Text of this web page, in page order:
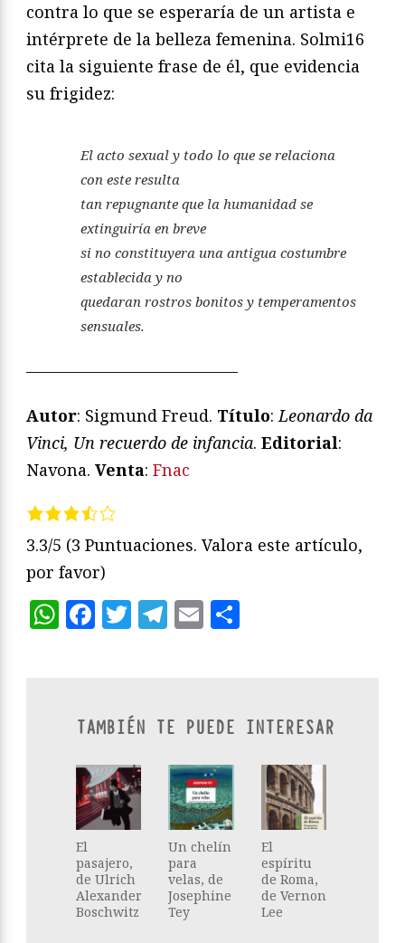
contra lo que se esperaría de un artista e
intérprete de la belleza femenina. Solmi16
cita la siguiente frase de él, que evidencia
su frigidez:
El acto sexual y todo lo que se relaciona
con este resulta
tan repugnante que la humanidad se
extinguiría en breve
si no constituyera una antigua costumbre
establecida y no
quedaran rostros bonitos y temperamentos
sensuales.
—————————————
Autor: Sigmund Freud. Título:Leonardo da
Vinci, Un recuerdo de infancia. Editorial:
Navona. Venta: Fnac
3.3/5 (3 Puntuaciones. Valora este artículo,
por favor)
WhatsApp
Facebook
Twitter
Telegram
Email
TAMBIÉN TE PUEDE INTERESAR
El
pasajero,
de Ulrich
Alexander
Boschwitz
Un chelín
para
velas, de
Josephine
Tey
El
espíritu
de Roma,
de Vernon
Lee